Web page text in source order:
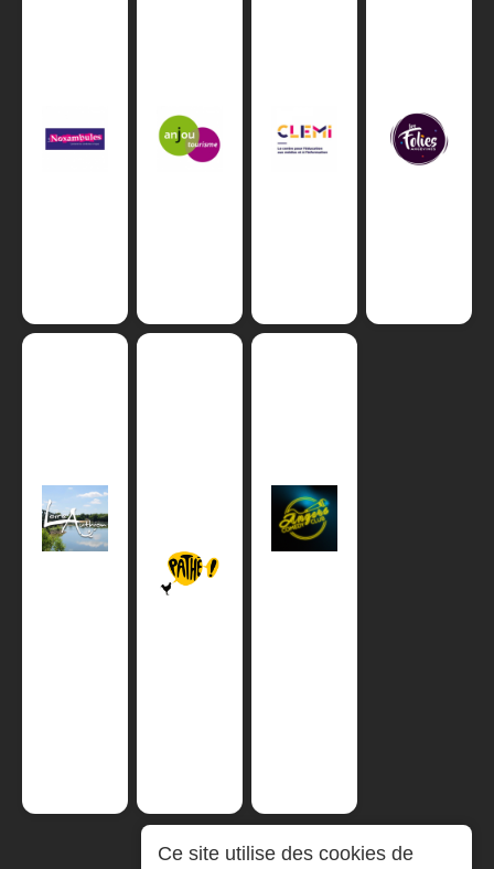
Ce site utilise des cookies de